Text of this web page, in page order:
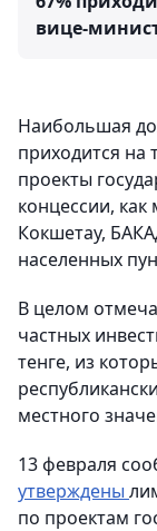
вице-
Наибольшая
приходится на
проекты
концессии,
Кокшетау,
населенных
В целом
частных
тенге, из
местного
13 февраля
утверждены
по проектам